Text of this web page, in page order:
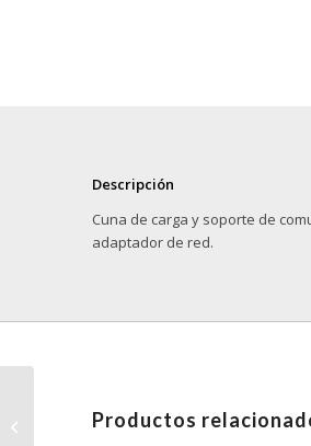
Descripción
Cuna de carga y soporte de
adaptador de red.
Productos
CABLE, MICROUSB,